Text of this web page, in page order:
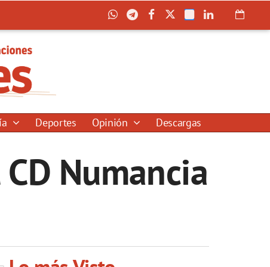
Deportes Opinión Descargas
Numancia